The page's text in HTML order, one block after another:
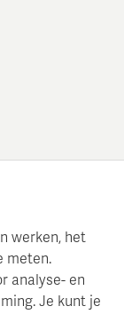
werken, het
meten.
analyse- en
Je kunt je